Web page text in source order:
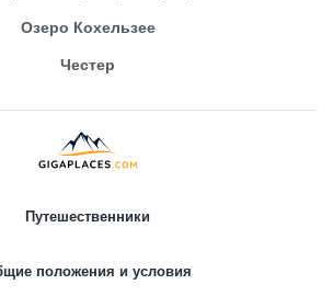
Озеро Кохельзее
Честер
Путешественники
положения и условия